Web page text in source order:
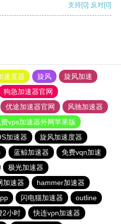
支持[0] 反对[0]
速度器 旋风
旋风加速
狗急加速器官网
优途加速器官网
风驰加速器
vps加速器外网苹果版
加速器
旋风加速度器
蓝鲸加速器
免费vqn加速
极光加速器
加速器
hammer加速器
闪电猫加速器
outline
2小时 快连vρn加速器